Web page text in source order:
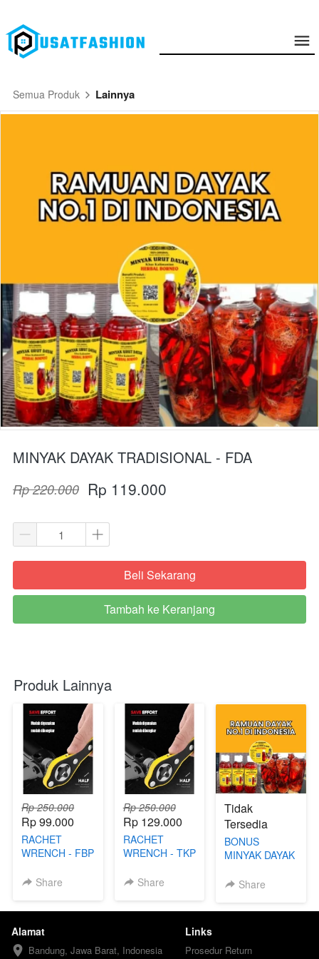
Semua Produk Lainnya
MINYAK DAYAK TRADISIONAL - FDA
Rp 220.000 Rp 119.000
`Beli Sekarang
`
Tambah ke Keranjang
Produk Lainnya
Rp 250.000
Rp 99.000
RACHET
WRENCH - FBP
Share
Rp 250.000
Rp 129.000
RACHET
WRENCH - TKP
Share
Tidak
Tersedia
BONUS
MINYAK DAYAK
Share
Alamat
Bandung, Jawa Barat, Indonesia
Links
Prosedur Return